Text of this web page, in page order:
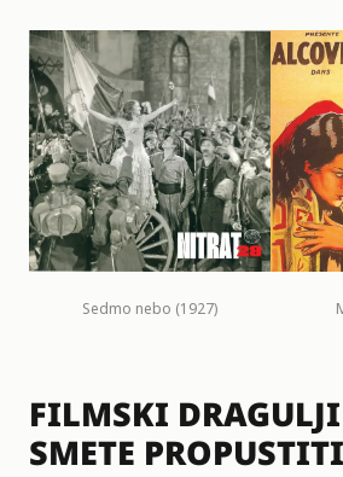
Sedmo nebo (1927)
FILMSKI DRAGULJI
SMETE